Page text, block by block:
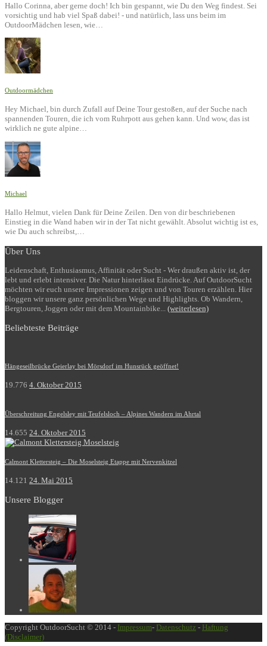
Hallo Corinna, aber gerne doch! Ich bin gespannt, wie Du den Weg findest. Sei
vorsichtig und hab viel Spaß dabei! - und natürlich, lass uns beim im
OutdoorMädchen lesen, wie…
Outdoormädchen
Hey Michael, bin durch Zufall auf Deine Tour gestoßen, auf der Suche nach
spannenden Touren, die ich vom Ruhrpott aus gehen kann. Und wow, das ist
wirklich ne gute alpine…
Michael
Hallo Helmut, vielen Dank für Deine Zeilen. Den von dir beschriebenen
Einstieg in die Wand haben wir in der Tat nicht gewählt. Absolut wichtig ist es,
wie Du auch schreibst,…
Über Uns
Leidenschaft, Enthusiasmus, Affinität oder Sucht - Wer draußen aktiv ist, der
lebt und erlebt intensiver. Die Natur hinterlässt Eindrücke. Auf OutdoorSucht
möchten wir euch unsere Impressionen zeigen und von Touren erzählen. Hier
bloggen wir unsere ganz persönlichen Wege und Highlights. Ob Wandern,
Bergtouren, Joggen oder mit dem Mountainbike... (weiterlesen)
Beliebteste Beiträge
Hängeseilbrücke Geierlay bei Mörsdorf im Hunsrück geöffnet!
19.776 4. Oktober 2015
Überschreitung Engelsley mit Teufelsloch – Alpines Wandern im Ahrtal
14.655 24. Oktober 2015
Calmont Klettersteig – Die Moselsteig Etappe mit Nervenkitzel
14.121 24. Mai 2015
Unsere Blogger
Copyright OutdoorSucht © 2014 - Impressum- Datenschutz - Haftung
(Disclaimer)